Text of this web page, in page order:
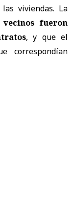
viviendas. La
fueron
, y que el
correspondían